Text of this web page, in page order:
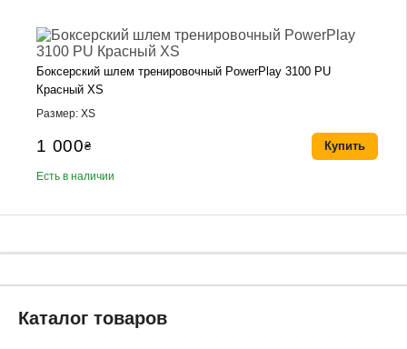
Боксерский шлем тренировочный PowerPlay 3100 PU
Красный XS
Размер: XS
1 000₴
Есть в наличии
Купить
Каталог товаров